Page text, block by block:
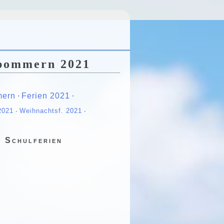
2021
∙ Ferien 2021 ∙
∙ Weihnachtsf. 2021 ∙
Schulferien